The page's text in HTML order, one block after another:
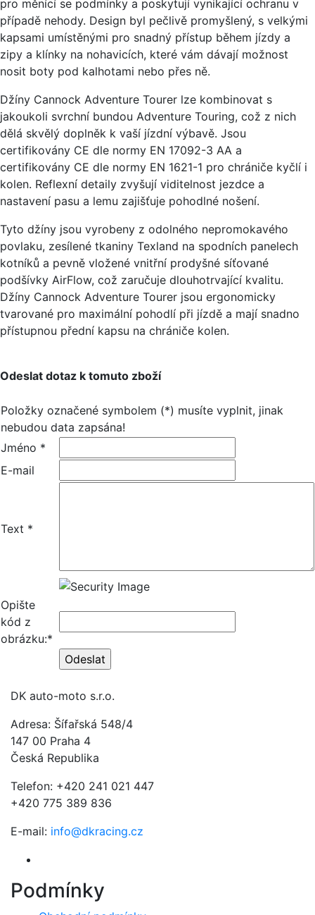
pro měnící se podmínky a poskytují vynikající ochranu v
případě nehody. Design byl pečlivě promyšlený, s velkými
kapsami umístěnými pro snadný přístup během jízdy a
zipy a klínky na nohavicích, které vám dávají možnost
nosit boty pod kalhotami nebo přes ně.
Džíny Cannock Adventure Tourer lze kombinovat s
jakoukoli svrchní bundou Adventure Touring, což z nich
dělá skvělý doplněk k vaší jízdní výbavě. Jsou
certifikovány CE dle normy EN 17092-3 AA a
certifikovány CE dle normy EN 1621-1 pro chrániče kyčlí i
kolen. Reflexní detaily zvyšují viditelnost jezdce a
nastavení pasu a lemu zajišťuje pohodlné nošení.
Tyto džíny jsou vyrobeny z odolného nepromokavého
povlaku, zesílené tkaniny Texland na spodních panelech
kotníků a pevně vložené vnitřní prodyšné síťované
podšívky AirFlow, což zaručuje dlouhotrvající kvalitu.
Džíny Cannock Adventure Tourer jsou ergonomicky
tvarované pro maximální pohodlí při jízdě a mají snadno
přístupnou přední kapsu na chrániče kolen.
Odeslat dotaz k tomuto zboží
Položky označené symbolem (*) musíte vyplnit, jinak
nebudou data zapsána!
Jméno *
E-mail
Text *
Opište
kód z
obrázku:*
DK auto-moto s.r.o.
Adresa: Šífařská 548/4
147 00 Praha 4
Česká Republika
Telefon: +420 241 021 447
+420 775 389 836
E-mail: info@dkracing.cz
Podmínky